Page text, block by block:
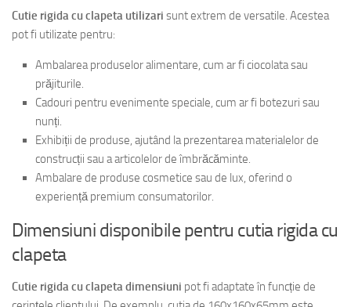
Cutie rigida cu clapeta utilizari sunt extrem de versatile. Acestea
pot fi utilizate pentru:
Ambalarea produselor alimentare, cum ar fi ciocolata sau
prăjiturile.
Cadouri pentru evenimente speciale, cum ar fi botezuri sau
nunți.
Exhibiții de produse, ajutând la prezentarea materialelor de
construcții sau a articolelor de îmbrăcăminte.
Ambalare de produse cosmetice sau de lux, oferind o
experiență premium consumatorilor.
Dimensiuni disponibile pentru cutia rigida cu
clapeta
Cutie rigida cu clapeta dimensiuni pot fi adaptate în funcție de